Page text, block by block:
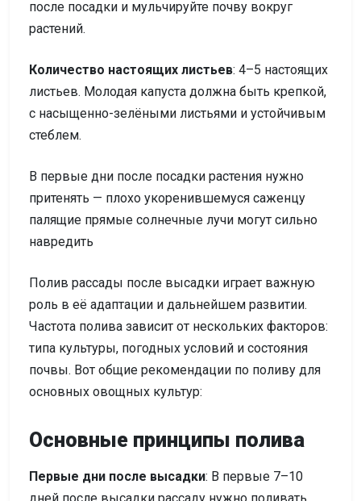
после посадки и мульчируйте почву вокруг
растений.
Количество настоящих листьев: 4–5 настоящих
листьев. Молодая капуста должна быть крепкой,
с насыщенно-зелёными листьями и устойчивым
стеблем.
В первые дни после посадки растения нужно
притенять — плохо укоренившемуся саженцу
палящие прямые солнечные лучи могут сильно
навредить
Полив рассады после высадки играет важную
роль в её адаптации и дальнейшем развитии.
Частота полива зависит от нескольких факторов:
типа культуры, погодных условий и состояния
почвы. Вот общие рекомендации по поливу для
основных овощных культур:
Основные принципы полива
Первые дни после высадки: В первые 7–10
дней после высадки рассаду нужно поливать